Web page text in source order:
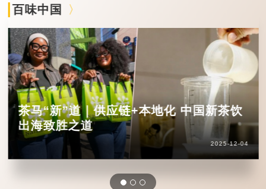
百味中国
茶马“新”道｜供应链+本地化 中国新茶饮
出海致胜之道
2025-12-04